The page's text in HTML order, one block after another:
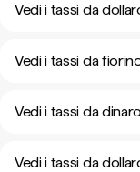
Vedi i tassi da
Vedi i tassi da
Vedi i tassi da
Vedi i tassi da